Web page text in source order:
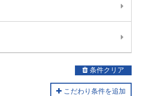
条件クリア
こだわり条件を追加